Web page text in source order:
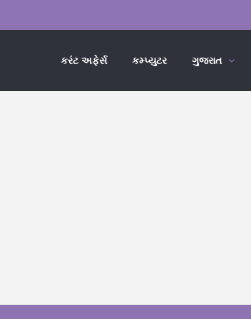
કરંટ અફેર્સ કમ્પ્યુટર ગુજરાત